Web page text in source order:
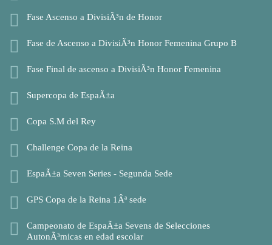
Fase Ascenso a DivisiÃ³n de Honor
Fase de Ascenso a DivisiÃ³n Honor Femenina Grupo B
Fase Final de ascenso a DivisiÃ³n Honor Femenina
Supercopa de EspaÃ±a
Copa S.M del Rey
Challenge Copa de la Reina
EspaÃ±a Seven Series - Segunda Sede
GPS Copa de la Reina 1Âª sede
Campeonato de EspaÃ±a Sevens de Selecciones
AutonÃ³micas en edad escolar